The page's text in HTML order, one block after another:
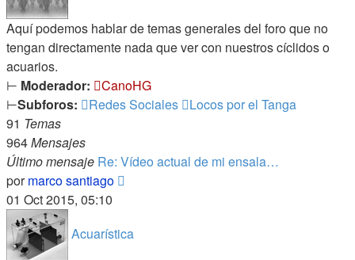
Aquí podemos hablar de temas generales del foro que no
tengan directamente nada que ver con nuestros cíclidos o
acuarios.
⊢ Moderador:
CanoHG
⊢Subforos: Redes Sociales
Locos por el Tanga
91 Temas
964Mensajes
Último mensaje Re: Vídeo actual de mi ensala…
pormarco santiago
01 Oct 2015, 05:10
Acuarística